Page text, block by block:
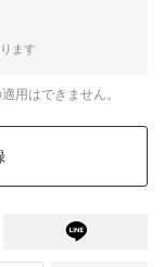
ます
用はできません。